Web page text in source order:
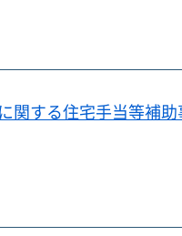
関する住宅手当等補助